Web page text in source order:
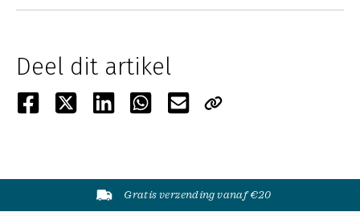
Deel dit artikel
Gratis verzending vanaf €20